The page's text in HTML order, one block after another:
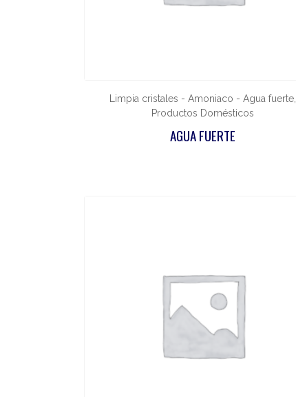
Limpia cristales - Amoniaco - Agua fuerte,
Productos Domésticos
AGUA FUERTE